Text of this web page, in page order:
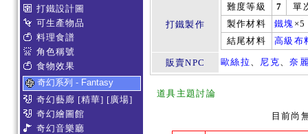
打鐵設計圖
可生產物品
料理食譜
角色稱號
食物效果
奇幻系列 - Fantasy
奇幻藝廊 [精華] [廣場]
奇幻繪圖館
奇幻音樂廳
打鐵製作
難度等級 7
單
製作材料
鐵塊 ×5
結尾材料
高級布
販賣NPC 歐絲拉、 尼克、奈
道具主題討論
目前尚